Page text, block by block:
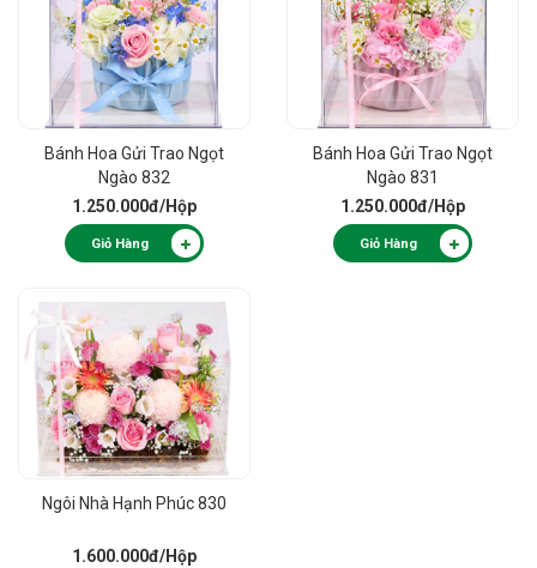
Bánh Hoa Gửi Trao Ngọt
Ngào 832
1.250.000đ/Hộp
Giỏ Hàng
Bánh Hoa Gửi Trao Ngọt
Ngào 831
1.250.000đ/Hộp
Giỏ Hàng
Ngôi Nhà Hạnh Phúc 830
1.600.000đ/Hộp